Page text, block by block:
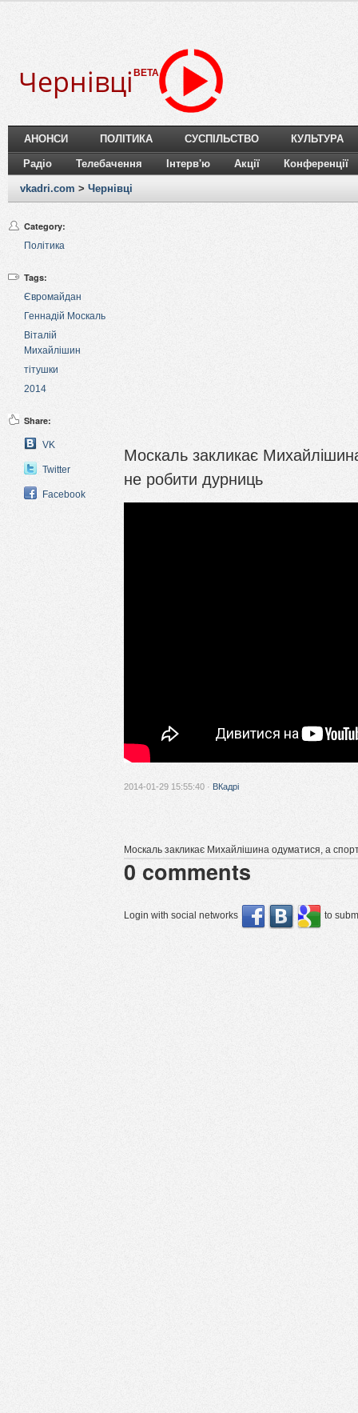
Чернівці BETA
АНОНСИ ПОЛІТИКА СУСПІЛЬСТВО КУЛЬТУРА
Радіо Телебачення Інтерв'ю Акції Конференції
vkadri.com > Чернівці
Category:
Політика
Tags:
Євромайдан
Геннадій Москаль
Віталій
Михайлішин
тітушки
2014
Share:
VK
Twitter
Facebook
Москаль закликає
не робити дурниць
2014-01-29 15:55:40 · ВКадрі
Москаль закликає Михайлішина одуматися, а
0 comments
Login with social networks to